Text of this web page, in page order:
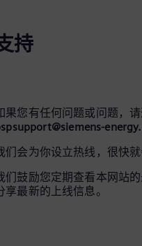
o
持
果您有任何问题或问题，
们会为你设立热线，很快就
们鼓励您定期查看本网站
享最新的上线信息。